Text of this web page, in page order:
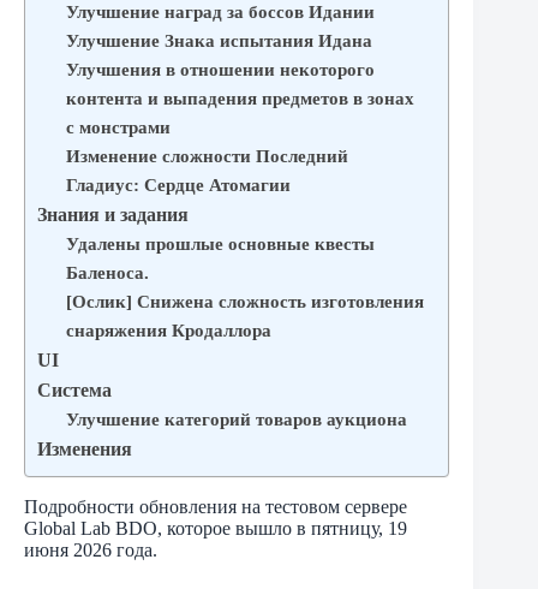
Улучшение наград за боссов Идании
Улучшение Знака испытания Идана
Улучшения в отношении некоторого
контента и выпадения предметов в зонах
с монстрами
Изменение сложности Последний
Гладиус: Сердце Атомагии
Знания и задания
Удалены прошлые основные квесты
Баленоса.
[Ослик] Снижена сложность изготовления
снаряжения Кродаллора
UI
Система
Улучшение категорий товаров аукциона
Изменения
Подробности обновления на тестовом сервере
Global Lab BDO, которое вышло в пятницу, 19
июня 2026 года.